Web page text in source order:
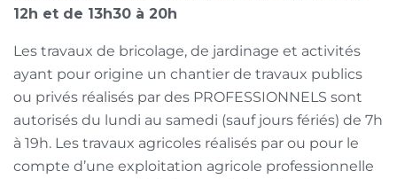
12h et de 13h30 à 20h
Les travaux de bricolage, de jardinage et activités
ayant pour origine un chantier de travaux publics
ou privés réalisés par des PROFESSIONNELS sont
autorisés du lundi au samedi (sauf jours fériés) de 7h
à 19h. Les travaux agricoles réalisés par ou pour le
compte d’une exploitation agricole professionnelle